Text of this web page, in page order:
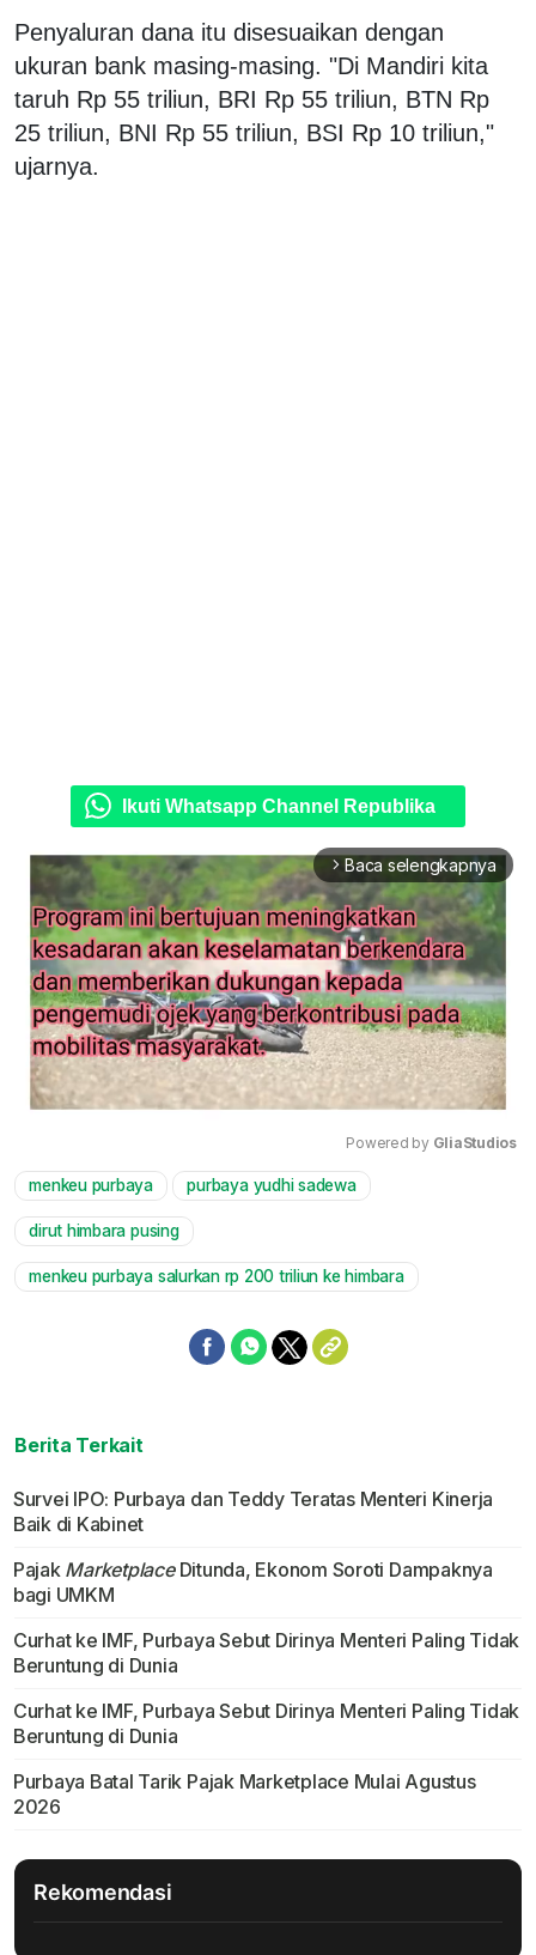
Penyaluran dana itu disesuaikan dengan
ukuran bank masing-masing. "Di Mandiri kita
taruh Rp 55 triliun, BRI Rp 55 triliun, BTN Rp
25 triliun, BNI Rp 55 triliun, BSI Rp 10 triliun,"
ujarnya.
Ikuti Whatsapp Channel Republika
arrow_forward_ios Baca selengkapnya
Powered by GliaStudios
menkeu purbaya purbaya yudhi sadewa
dirut himbara pusing
menkeu purbaya salurkan rp 200 triliun ke himbara
Berita Terkait
Survei IPO: Purbaya dan Teddy Teratas Menteri Kinerja
Baik di Kabinet
Pajak MarketplaceDitunda, Ekonom Soroti Dampaknya
bagi UMKM
Curhat ke IMF, Purbaya Sebut Dirinya Menteri Paling Tidak
Beruntung di Dunia
Curhat ke IMF, Purbaya Sebut Dirinya Menteri Paling Tidak
Beruntung di Dunia
Purbaya Batal Tarik Pajak Marketplace Mulai Agustus
2026
Rekomendasi